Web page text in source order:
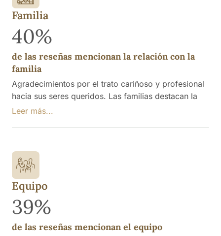
Familia
40%
de las reseñas mencionan la relación con la
familia
Agradecimientos por el trato cariñoso y profesional
hacia sus seres queridos. Las familias destacan la
atención recibida, la celebración de eventos como
Leer más...
Equipo
39%
de las reseñas mencionan el equipo